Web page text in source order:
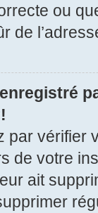
ou
de
par vérifier
de votre
ait